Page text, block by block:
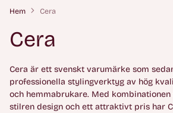
Hem Cera
Cera
Cera är ett svenskt varumärke som
professionella stylingverktyg av hög
och hemmabrukare. Med
stilren design och ett attraktivt pris har